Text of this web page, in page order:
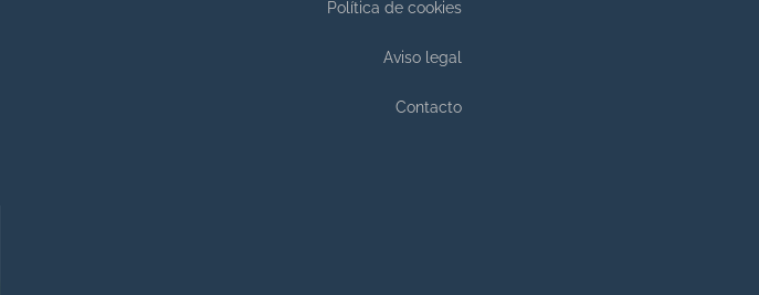
Política de cookies
Aviso legal
Contacto